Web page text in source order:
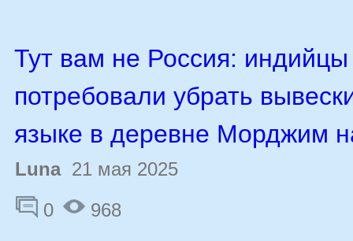
Тут вам не Россия: индийцы
потребовали убрать
языке в деревне Морджим
Luna21 мая 2025
0
968